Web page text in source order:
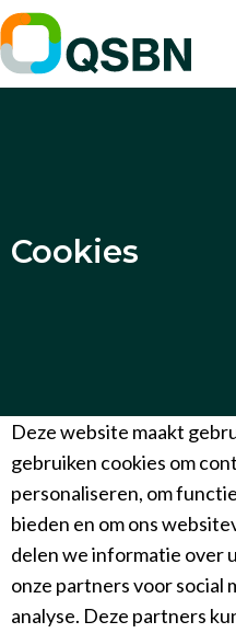
Cookies
Deze website maakt
gebruiken cookies om
personaliseren, om
bieden en om ons
delen we informatie over
onze partners voor social
analyse. Deze partners